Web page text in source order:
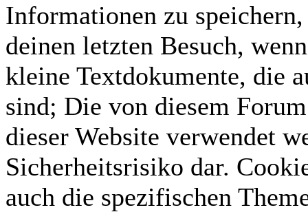
Informationen zu
deinen letzten Besuch,
kleine Textdokumente, die
sind; Die von diesem
dieser Website verwendet
Sicherheitsrisiko dar.
auch die spezifischen